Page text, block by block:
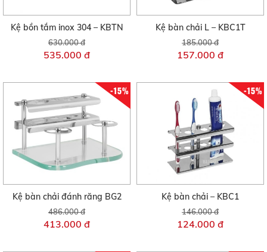
Kệ bồn tắm inox 304 – KBTN
630.000 đ
535.000 đ
Kệ bàn chải L – KBC1T
185.000 đ
157.000 đ
-15%
Kệ bàn chải đánh răng BG2
486.000 đ
413.000 đ
-15%
Kệ bàn chải – KBC1
146.000 đ
124.000 đ